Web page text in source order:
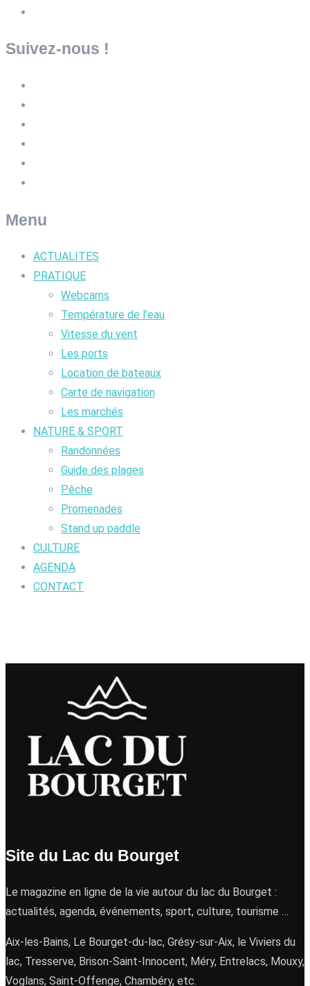
Suivez-nous !
Menu
ACTUALITES
PRATIQUE
Webcams
Température de l’eau
Vitesse du vent
Les ports
Location de bateaux
Carte de navigation
Les marchés
NATURE & SPORT
Randonnées
Guide des plages
Pêche
Promenades
Stand up paddle
CULTURE
AGENDA
CONTACT
Site du Lac du Bourget
Le magazine en ligne de la vie autour du lac du Bourget :
actualités, agenda, événements, sport, culture, tourisme …
Aix-les-Bains, Le Bourget-du-lac, Grésy-sur-Aix, le Viviers du
lac, Tresserve, Brison-Saint-Innocent, Méry, Entrelacs, Mouxy,
Voglans, Saint-Offenge, Chambéry, etc.